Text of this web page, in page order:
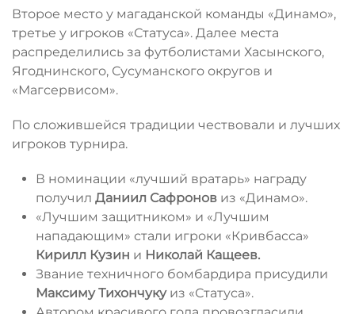
Второе место у магаданской команды «Динамо»,
третье у игроков «Статуса». Далее места
распределились за футболистами Хасынского,
Ягоднинского, Сусуманского округов и
«Магсервисом».
По сложившейся традиции чествовали и лучших
игроков турнира.
В номинации «лучший вратарь» награду
получил Даниил Сафронов из «Динамо».
«Лучшим защитником» и «Лучшим
нападающим» стали игроки «Кривбасса»
Кирилл Кузин и Николай Кащеев.
Звание техничного бомбардира присудили
Максиму Тихончукуиз «Статуса».